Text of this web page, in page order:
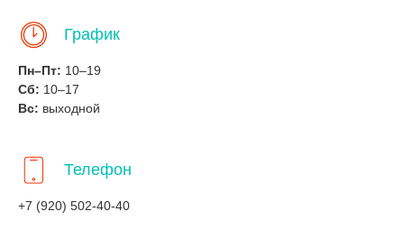
График
Пн–Пт: 10–19
Сб: 10–17
Вс: выходной
Телефон
+7 (920) 502-40-40